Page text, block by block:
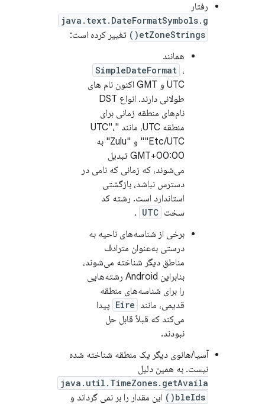
رفتار
java.text.DateFormatSymbols.g
etZoneStrings()
تغییر کرده است:
همانند
SimpleDateFormat ،
UTC و GMT اکنون نام های
طولانی دارند. انواع DST
نام‌های منطقه زمانی برای
منطقه UTC، مانند "UTC"،
"Etc/UTC" و "Zulu" به
GMT+00:00 تبدیل
می‌شوند، که زمانی که نامی در
دسترس نباشد، بازگشتی
استاندارد است. رشته کد
سخت UTC
.
برخی از شناسه‌های ناحیه به
درستی به‌عنوان مترادف
مناطق دیگر شناخته می‌شوند،
بنابراین Android رشته‌هایی
را برای شناسه‌های منطقه
قدیمی، مانند Eire پیدا
می‌کند که قبلاً قابل حل
نبودند.
آسیا/هانوی دیگر یک منطقه شناخته شده
نیست. به همین دلیل
java.util.TimeZones.getAvaila
bleIds()
این مقدار را بر نمی گرداند و